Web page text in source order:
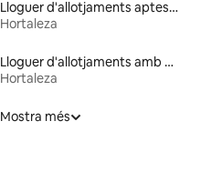
Lloguer d'allotjaments aptes per a animals de companyia
Hortaleza
Lloguer d'allotjaments amb sauna
Hortaleza
Mostra més